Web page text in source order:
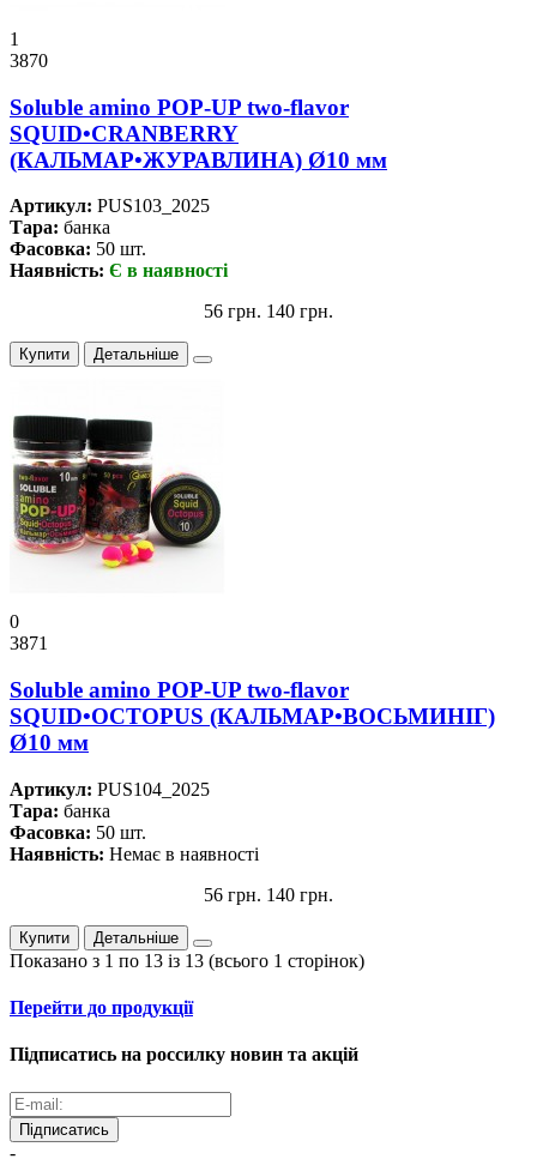
1
3870
Soluble amino POP-UP two-flavor
SQUID•CRANBERRY
(КАЛЬМАР•ЖУРАВЛИНА) Ø10 мм
Артикул: PUS103_2025
Тара: банка
Фасовка: 50 шт.
Наявність: Є в наявності
56 грн. 140 грн.
Купити Детальніше
0
3871
Soluble amino POP-UP two-flavor
SQUID•OCTOPUS (КАЛЬМАР•ВОСЬМИНІГ)
Ø10 мм
Артикул: PUS104_2025
Тара: банка
Фасовка: 50 шт.
Наявність: Немає в наявності
56 грн. 140 грн.
Купити Детальніше
Показано з 1 по 13 із 13 (всього 1 сторінок)
Перейти до продукції
Підписатись на россилку новин та акцій
Підписатись
-